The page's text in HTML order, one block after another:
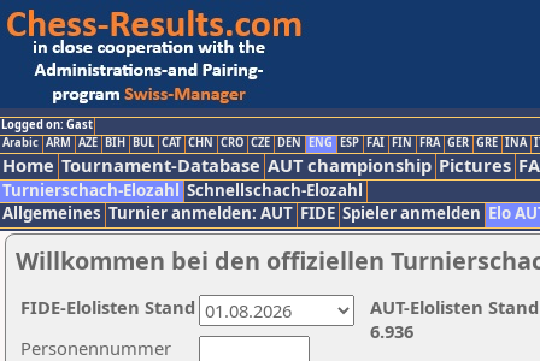
Logged on: Gast
Arabic ARM AZE BIH BUL CAT CHN CRO CZE DEN ENG ESP FAI FIN FRA GER GRE INA
Home Tournament-Database AUT championship Pictures
Turnierschach-Elozahl Schnellschach-Elozahl
Allgemeines Turnier anmelden: AUT FIDE Spieler anmelden Elo
Willkommen bei den offiziellen
Personennummer
AUT-Elolisten
6.936
FIDE-Elolisten Stand